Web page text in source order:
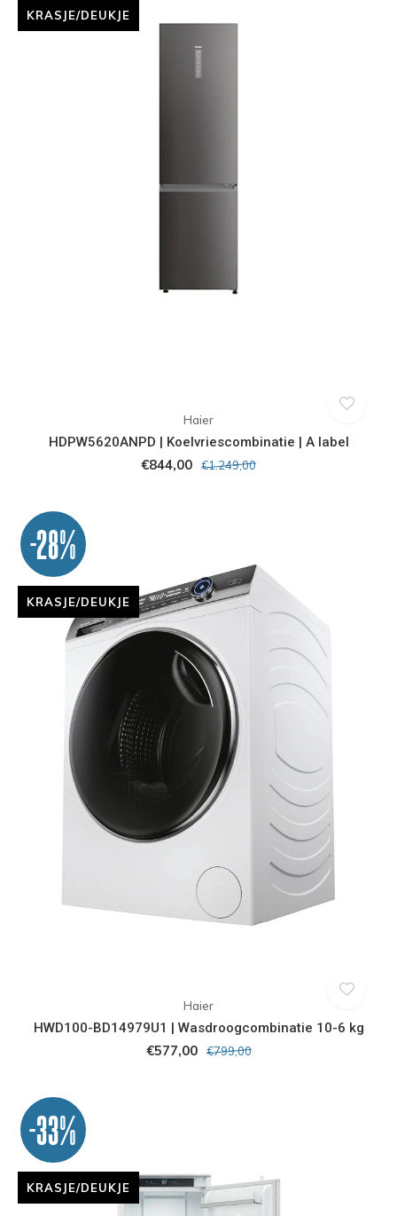
KRASJE/DEUKJE
Haier
HDPW5620ANPD | Koelvriescombinatie | A label
€844,00 €1.249,00
-28%
KRASJE/DEUKJE
Haier
HWD100-BD14979U1 | Wasdroogcombinatie 10-6 kg
€577,00 €799,00
-33%
KRASJE/DEUKJE